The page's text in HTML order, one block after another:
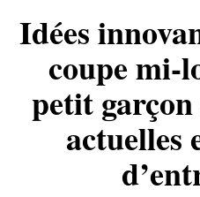
Idées
coupe mi-
petit garçon
actuelles